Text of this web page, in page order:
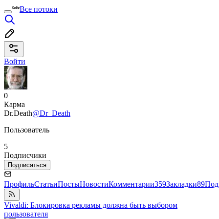
Все потоки
Войти
0
Карма
Dr.Death@Dr_Death
Пользователь
5
Подписчики
Подписаться
ПрофильСтатьиПостыНовостиКомментарии359Закладки89
Vivaldi: Блокировка рекламы должна быть выбором
пользователя